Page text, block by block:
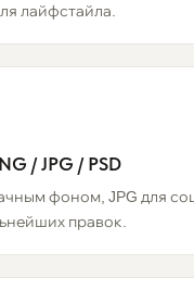
лайфстайла.
/ JPG / PSD
фоном, JPG для
правок.